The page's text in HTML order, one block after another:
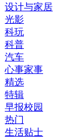
设计与家居
光影
科玩
科普
汽车
心事家事
精选
特辑
早报校园
热门
生活贴士